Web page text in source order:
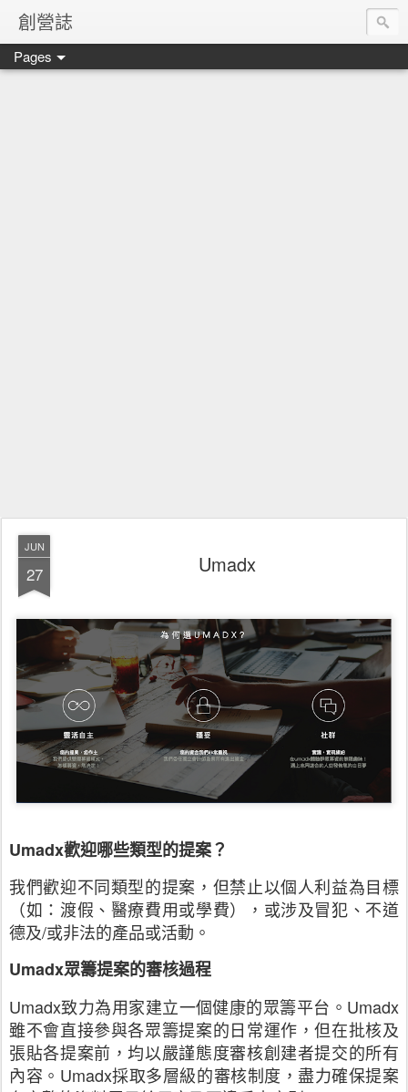
創營誌
Pages
JUN
27 Umadx
Umadx歡迎哪些類型的提案？
我們歡迎不同類型的提案，但禁止以個人利益為目標
（如：渡假、醫療費用或學費），或涉及冒犯、不道
德及/或非法的產品或活動。
Umadx眾籌提案的審核過程
Umadx致力為用家建立一個健康的眾籌平台。 Umadx
雖不會直接參與各眾籌提案的日常運作，但在批核及
張貼各提案前，均以嚴謹態度審核創建者提交的所有
內容。 Umadx採取多層級的審核制度，盡力確保提案